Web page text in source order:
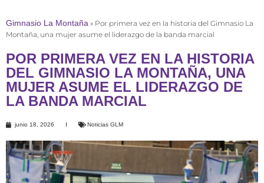
Gimnasio La Montaña » Por primera vez en la historia del Gimnasio La
Montaña, una mujer asume el liderazgo de la banda marcial
POR PRIMERA VEZ EN LA HISTORIA
DEL GIMNASIO LA MONTAÑA, UNA
MUJER ASUME EL LIDERAZGO DE
LA BANDA MARCIAL
junio 18, 2026 Noticias GLM